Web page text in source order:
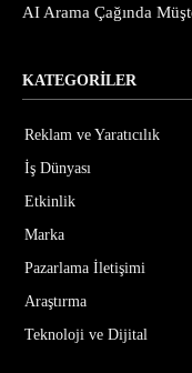
AI Arama Çağında
KATEGORİLER
Reklam ve Yaratıcılık
İş Dünyası
Etkinlik
Marka
Pazarlama İletişimi
Araştırma
Teknoloji ve Dijital